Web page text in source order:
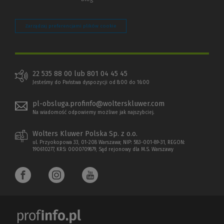
Zarządzaj preferencjami plików cookie
22 535 88 00 lub 801 04 45 45
Jesteśmy do Państwa dyspozycji od 8:00 do 16:00
pl-obsluga.profinfo@wolterskluwer.com
Na wiadomość odpowiemy możliwe jak najszybciej.
Wolters Kluwer Polska Sp. z o.o.
ul. Przyokopowa 33, 01-208 Warszawa; NIP: 583-001-89-31, REGON:
190610277, KRS: 0000709879, Sąd rejonowy dla M.S. Warszawy